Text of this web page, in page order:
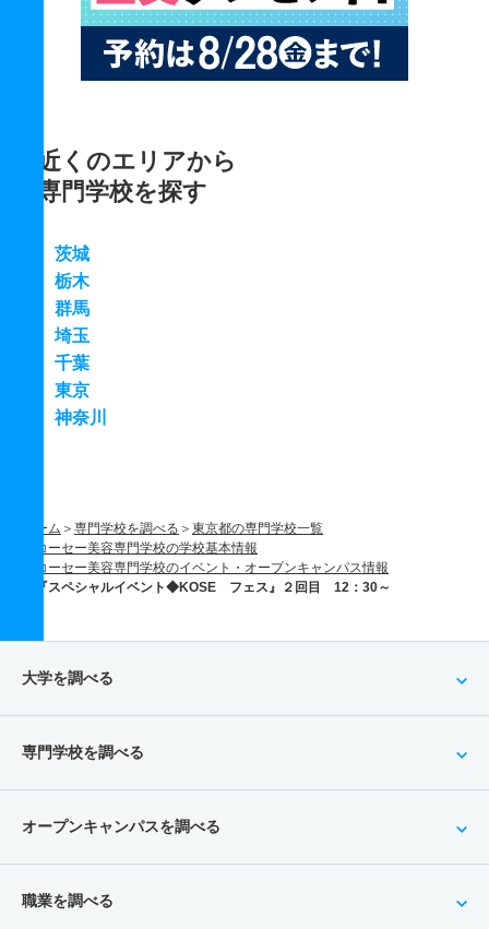
近くのエリアから
専門学校を探す
茨城
栃木
群馬
埼玉
千葉
東京
神奈川
ホーム 専門学校を調べる
東京都の専門学校一覧
コーセー美容専門学校の学校基本情報
コーセー美容専門学校のイベント・オープンキャンパス情報
『スペシャルイベント◆KOSE フェス』２回目 12：30～
大学を調べる
専門学校を調べる
オープンキャンパスを調べる
職業を調べる